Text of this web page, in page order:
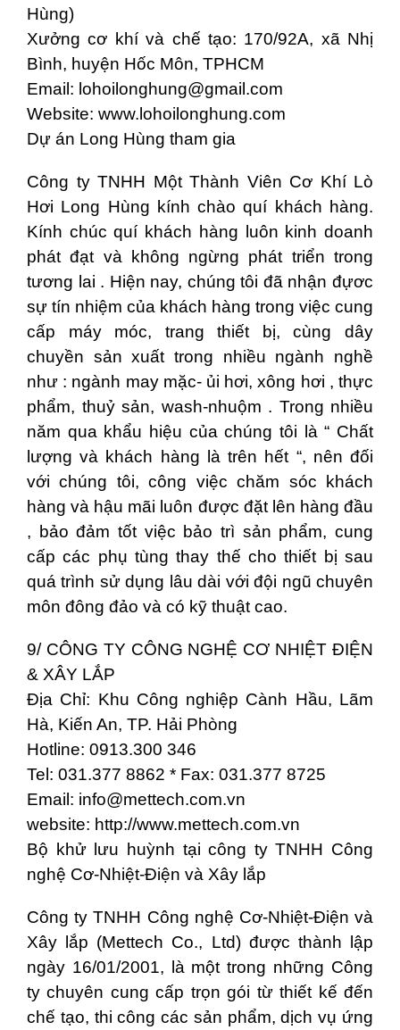
Hùng)
Xưởng cơ khí và chế tạo: 170/92A, xã Nhị
Bình, huyện Hốc Môn, TPHCM
Email: lohoilonghung@gmail.com
Website: www.lohoilonghung.com
Dự án Long Hùng tham gia
Công ty TNHH Một Thành Viên Cơ Khí Lò
Hơi Long Hùng kính chào quí khách hàng.
Kính chúc quí khách hàng luôn kinh doanh
phát đạt và không ngừng phát triển trong
tương lai . Hiện nay, chúng tôi đã nhận đựơc
sự tín nhiệm của khách hàng trong việc cung
cấp máy móc, trang thiết bị, cùng dây
chuyền sản xuất trong nhiều ngành nghề
như : ngành may mặc- ủi hơi, xông hơi , thực
phẩm, thuỷ sản, wash-nhuộm . Trong nhiều
năm qua khẩu hiệu của chúng tôi là “ Chất
lượng và khách hàng là trên hết “, nên đối
với chúng tôi, công việc chăm sóc khách
hàng và hậu mãi luôn được đặt lên hàng đầu
, bảo đảm tốt việc bảo trì sản phẩm, cung
cấp các phụ tùng thay thế cho thiết bị sau
quá trình sử dụng lâu dài với đội ngũ chuyên
môn đông đảo và có kỹ thuật cao.
9/ CÔNG TY CÔNG NGHỆ CƠ NHIỆT ĐIỆN
& XÂY LẮP
Địa Chỉ: Khu Công nghiệp Cành Hầu, Lãm
Hà, Kiến An, TP. Hải Phòng
Hotline: 0913.300 346
Tel: 031.377 8862 * Fax: 031.377 8725
Email: info@mettech.com.vn
website: http://www.mettech.com.vn
Bộ khử lưu huỳnh tại công ty TNHH Công
nghệ Cơ-Nhiệt-Điện và Xây lắp
Công ty TNHH Công nghệ Cơ-Nhiệt-Điện và
Xây lắp (Mettech Co., Ltd) được thành lập
ngày 16/01/2001, là một trong những Công
ty chuyên cung cấp trọn gói từ thiết kế đến
chế tạo, thi công các sản phẩm, dịch vụ ứng